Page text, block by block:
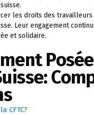
les droits des
Leur engagement
et solidaire.
CFTC?